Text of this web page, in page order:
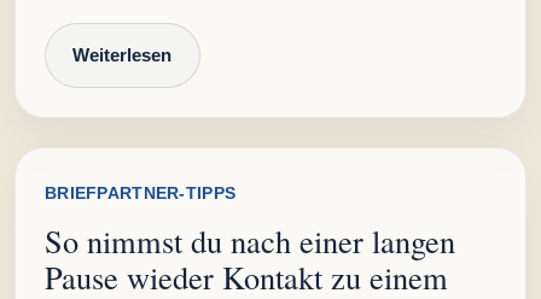
Weiterlesen
BRIEFPARTNER-TIPPS
So nimmst du nach einer langen
Pause wieder Kontakt zu einem